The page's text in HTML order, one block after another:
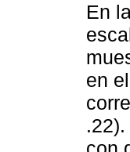
En
en